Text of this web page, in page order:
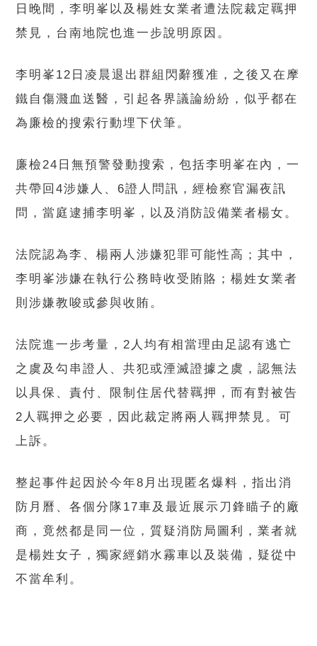
日晚間，李明峯以及楊姓女業者遭法院裁定羈押
禁見，台南地院也進一步說明原因。
李明峯12日凌晨退出群組閃辭獲准，之後又在摩
鐵自傷濺血送醫，引起各界議論紛紛，似乎都在
為廉檢的搜索行動埋下伏筆。
廉檢24日無預警發動搜索，包括李明峯在內，一
共帶回4涉嫌人、6證人問訊，經檢察官漏夜訊
問，當庭逮捕李明峯，以及消防設備業者楊女。
法院認為李、楊兩人涉嫌犯罪可能性高；其中，
李明峯涉嫌在執行公務時收受賄賂；楊姓女業者
則涉嫌教唆或參與收賄。
法院進一步考量，2人均有相當理由足認有逃亡
之虞及勾串證人、共犯或湮滅證據之虞，認無法
以具保、責付、限制住居代替羈押，而有對被告
2人羈押之必要，因此裁定將兩人羈押禁見。可
上訴。
整起事件起因於今年8月出現匿名爆料，指出消
防月曆、各個分隊17車及最近展示刀鋒瞄子的廠
商，竟然都是同一位，質疑消防局圖利，業者就
是楊姓女子，獨家經銷水霧車以及裝備，疑從中
不當牟利。